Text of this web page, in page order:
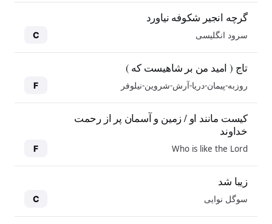
گرچه انجیر شکوفه نیاورد
سرود انگلیسی C
تاج ( امید من بر شاهیست که )
روزبه-پیمان-دریا-آرش-شروین-نیلوفر F
کیست مانند او / زمین و آسمان پر از رحمت
خداوند
Who is like the Lord
F
زیبا شد
سوگل نوایی C